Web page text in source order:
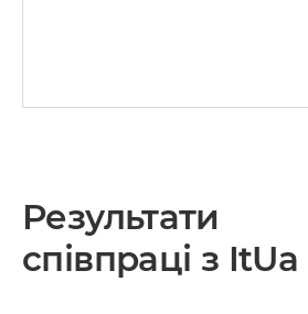
Результати
співпраці з ItUa